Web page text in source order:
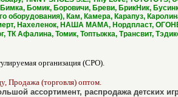
Бомик, Боровичи, Бреви, БрикНик,
оборудования), Кам, Камера, Карапуз,
Нахеленок, НАША МАМА, Нордпласт,
ТК Афалина, Томик, Топтыжка, Трансвит,
организация (СРО).
Продажа (торговля) оптом.
ассортимент, распродажа детских